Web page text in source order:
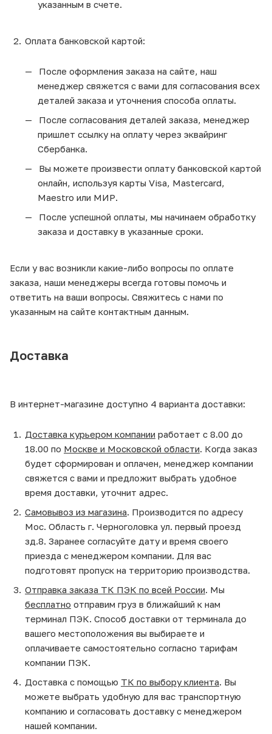
указанным в счете.
Оплата банковской картой:
После оформления заказа на сайте, наш
менеджер свяжется с вами для согласования всех
деталей заказа и уточнения способа оплаты.
После согласования деталей заказа, менеджер
пришлет ссылку на оплату через эквайринг
Сбербанка.
Вы можете произвести оплату банковской картой
онлайн, используя карты Visa, Mastercard,
Maestro или МИР.
После успешной оплаты, мы начинаем обработку
заказа и доставку в указанные сроки.
Если у вас возникли какие-либо вопросы по оплате
заказа, наши менеджеры всегда готовы помочь и
ответить на ваши вопросы. Свяжитесь с нами по
указанным на сайте контактным данным.
Доставка
В интернет-магазине доступно 4 варианта доставки:
Доставка курьером компании работает с 8.00 до
18.00 по Москве и Московской области. Когда заказ
будет сформирован и оплачен, менеджер компании
свяжется с вами и предложит выбрать удобное
время доставки, уточнит адрес.
Самовывоз из магазина. Производится по адресу
Мос. Область г. Черноголовка ул. первый проезд
зд.8. Заранее согласуйте дату и время своего
приезда с менеджером компании. Для вас
подготовят пропуск на территорию производства.
Отправка заказа ТК ПЭК по всей России. Мы
бесплатно отправим груз в ближайший к нам
терминал ПЭК. Способ доставки от терминала до
вашего местоположения вы выбираете и
оплачиваете самостоятельно согласно тарифам
компании ПЭК.
Доставка с помощью ТК по выбору клиента. Вы
можете выбрать удобную для вас транспортную
компанию и согласовать доставку с менеджером
нашей компании.